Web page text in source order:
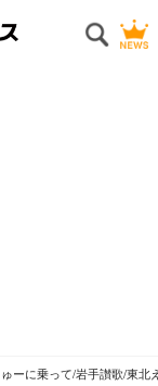
ーに乗って/岩手讃歌/東北